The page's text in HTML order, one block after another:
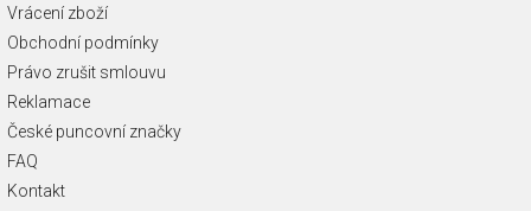
Vrácení zboží
Obchodní podmínky
Právo zrušit smlouvu
Reklamace
České puncovní značky
FAQ
Kontakt